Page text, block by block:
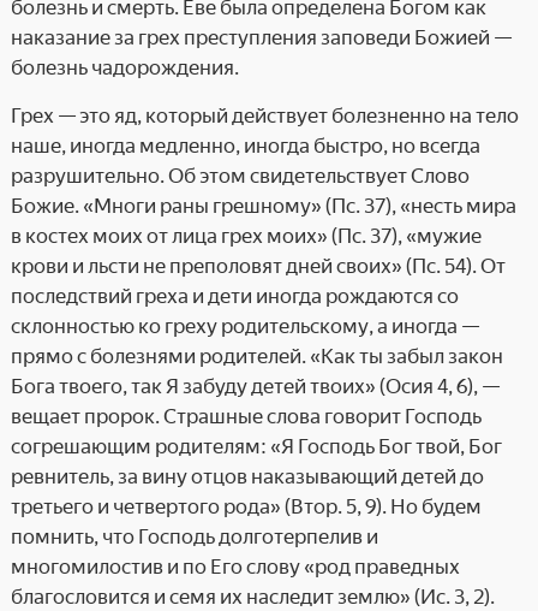
болезнь и смерть. Еве была определена Богом как
наказание за грех преступления заповеди Божией —
болезнь чадорождения.
Грех — это яд, который действует болезненно на тело
наше, иногда медленно, иногда быстро, но всегда
разрушительно. Об этом свидетельствует Слово
Божие. «Многи раны грешному» (Пс. 37), «несть мира
в костех моих от лица грех моих» (Пс. 37), «мужие
крови и льсти не преполовят дней своих» (Пс. 54). От
последствий греха и дети иногда рождаются со
склонностью ко греху родительскому, а иногда —
прямо с болезнями родителей. «Как ты забыл закон
Бога твоего, так Я забуду детей твоих» (Осия 4, 6), —
вещает пророк. Страшные слова говорит Господь
согрешающим родителям: «Я Господь Бог твой, Бог
ревнитель, за вину отцов наказывающий детей до
третьего и четвертого рода» (Втор. 5, 9). Но будем
помнить, что Господь долготерпелив и
многомилостив и по Его слову «род праведных
благословится и семя их наследит землю» (Ис. 3, 2).